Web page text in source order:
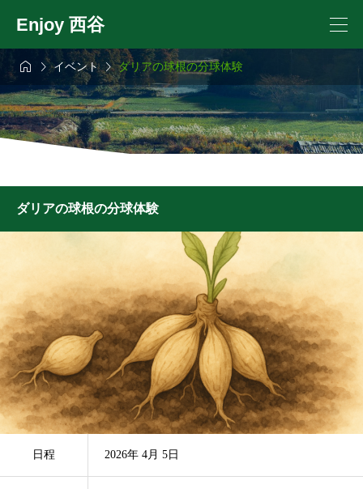
Enjoy 西谷
 イベントダリアの球根の分球体験
ダリアの球根の分球体験
日程 2026年 4月 5日